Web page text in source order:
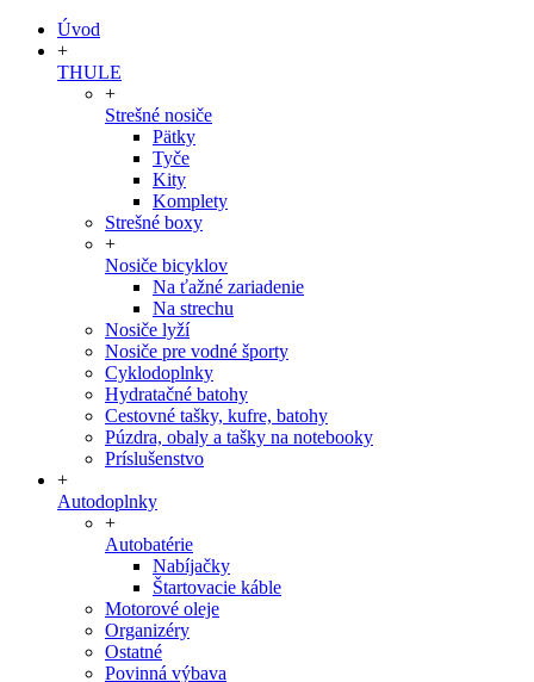
Úvod
+
THULE
+
Strešné nosiče
Pätky
Tyče
Kity
Komplety
Strešné boxy
+
Nosiče bicyklov
Na ťažné zariadenie
Na strechu
Nosiče lyží
Nosiče pre vodné športy
Cyklodoplnky
Hydratačné batohy
Cestovné tašky, kufre, batohy
Púzdra, obaly a tašky na notebooky
Príslušenstvo
+
Autodoplnky
+
Autobatérie
Nabíjačky
Štartovacie káble
Motorové oleje
Organizéry
Ostatné
Povinná výbava